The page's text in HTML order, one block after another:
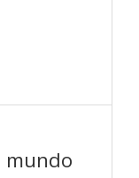
mundo